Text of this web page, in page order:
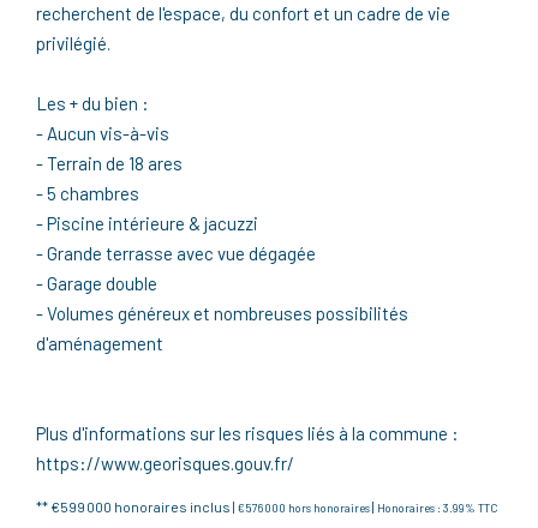
recherchent de l'espace, du confort et un cadre de vie
privilégié.
Les + du bien :
- Aucun vis-à-vis
- Terrain de 18 ares
- 5 chambres
- Piscine intérieure & jacuzzi
- Grande terrasse avec vue dégagée
- Garage double
- Volumes généreux et nombreuses possibilités
d'aménagement
Plus d'informations sur les risques liés à la commune :
https://www.georisques.gouv.fr/
** €599 000 honoraires inclus | €576 000 hors honoraires| Honoraires : 3.99% TTC